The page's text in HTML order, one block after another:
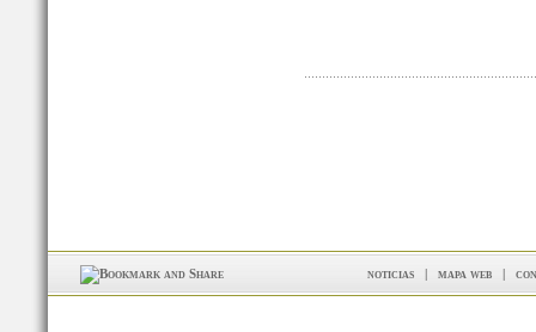
noticias | mapa web |